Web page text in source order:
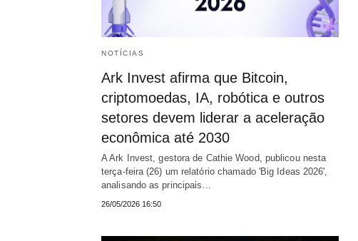
NOTÍCIAS
Ark Invest afirma que Bitcoin,
criptomoedas, IA, robótica e outros
setores devem liderar a aceleração
econômica até 2030
A Ark Invest, gestora de Cathie Wood, publicou nesta
terça-feira (26) um relatório chamado 'Big Ideas 2026',
analisando as principais…
26/05/2026 16:50